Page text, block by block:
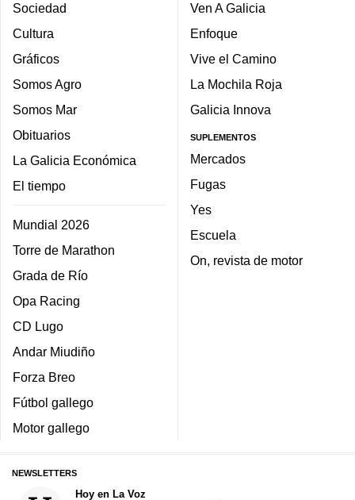
Sociedad
Cultura
Gráficos
Somos Agro
Somos Mar
Obituarios
La Galicia Económica
El tiempo
Mundial 2026
Torre de Marathon
Grada de Río
Opa Racing
CD Lugo
Andar Miudiño
Forza Breo
Fútbol gallego
Motor gallego
Ven A Galicia
Enfoque
Vive el Camino
La Mochila Roja
Galicia Innova
SUPLEMENTOS
Mercados
Fugas
Yes
Escuela
On, revista de motor
NEWSLETTERS
Hoy en La Voz